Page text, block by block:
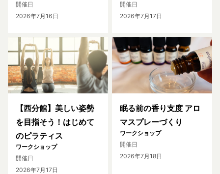
開催日
2026年7月16日
開催日
2026年7月17日
【西分館】美しい姿勢
を目指そう！はじめて
のピラティス
ワークショップ
開催日
2026年7月17日
眠る前の香り支度 アロ
マスプレーづくり
ワークショップ
開催日
2026年7月18日